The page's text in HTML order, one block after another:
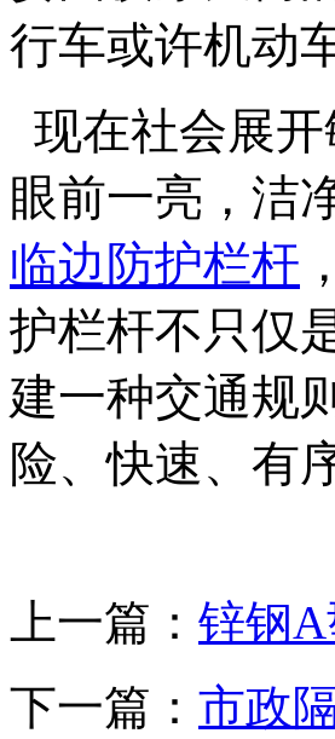
行车或许机动
现在社会展
眼前一亮，洁
临边防护栏杆
护栏杆不只仅
建一种交通规
险、快速、有
上一篇： 锌钢
下一篇： 市政